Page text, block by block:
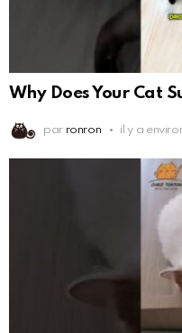
Why Does Your Cat
par ronron il y a